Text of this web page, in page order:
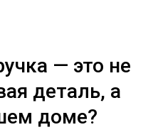
— это не
деталь, а
доме?